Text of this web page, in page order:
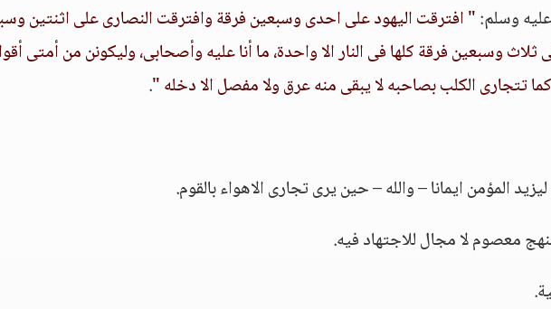
وسلم:" افترقت اليهود على احدى وسبعين فرقة وافترقت النصارى على اثنتين
وسبعين فرقة كلها فى النار الا واحدة، ما أنا عليه وأصحابى، وليكونن من أمتى
تتجارى الكلب بصاحبه لا يبقى منه عرق ولا مفصل الا دخله ".
المؤمن ايمانا – والله – حين يرى تجارى الاهواء بالقوم.
معصوم لا مجال للاجتهاد فيه.